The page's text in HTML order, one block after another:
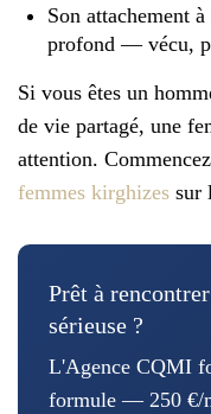
Son attachement
profond — vécu,
Si vous êtes un
de vie partagé, une
attention.
femmes kirghizes sur
Prêt à
sérieuse ?
L'Agence CQMI
formule — 250 €/